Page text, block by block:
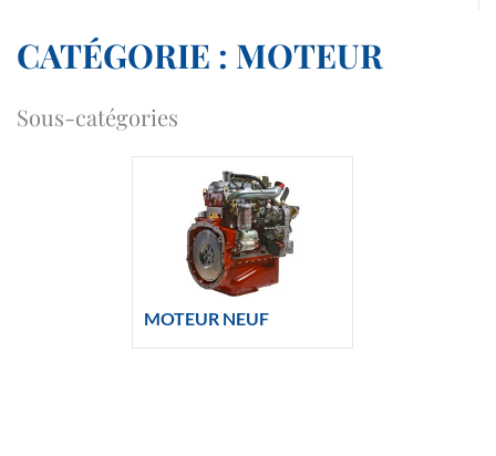
CATÉGORIE : MOTEUR
Sous-catégories
MOTEUR NEUF